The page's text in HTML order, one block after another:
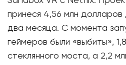
принеся 4,56 млн
два месяца. С момента
геймеров были «выбиты»,
стеклянного моста, а 2,2